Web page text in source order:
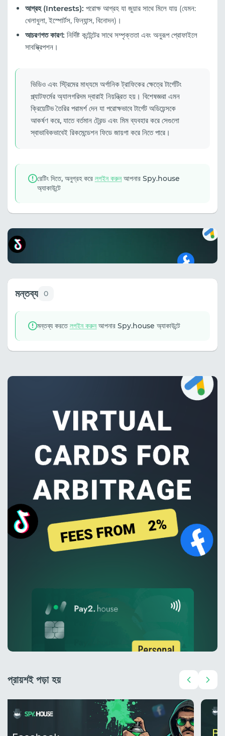
আগ্রহ (Interests): পরোক্ষ আগ্রহ যা জুয়ার সাথে মিলে যায় (যেমন:
খেলাধুলা, ইস্পোর্টস, ফিন্যান্স, বিনোদন)।
আচরণগত কারণ: নির্দিষ্ট কন্টেন্টের সাথে সম্পৃক্ততা এবং অনুরূপ প্রোফাইলে
সাবস্ক্রিপশন।
ভিডিও এবং স্ট্রিমের মাধ্যমে অর্গানিক ট্রাফিকের ক্ষেত্রে টার্গেটিং
প্ল্যাটফর্মের অ্যালগরিদম দ্বারাই নিয়ন্ত্রিত হয়। বিশেষজ্ঞরা এমন
ক্রিয়েটিভ তৈরির পরামর্শ দেন যা পরোক্ষভাবে টার্গেট অডিয়েন্সকে
আকর্ষণ করে, যাতে বর্তমান ট্রেন্ড এবং মিম ব্যবহার করে সেগুলো
স্বাভাবিকভাবেই রিকমেন্ডেশন ফিডে জায়গা করে নিতে পারে।
রেটিং দিতে, অনুগ্রহ করে লগইন করুনআপনার Spy.house
অ্যাকাউন্টে
মন্তব্য 0
মন্তব্য করতেলগইন করুনআপনার Spy.house অ্যাকাউন্টে
প্রায়শই পড়া হয়